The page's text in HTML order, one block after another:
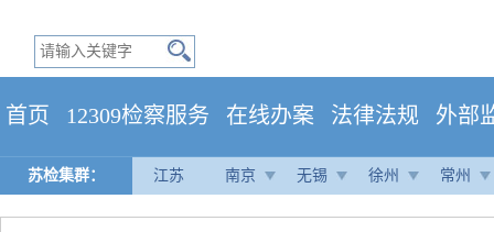
首页 12309检察服务 在线办案 法律法规 外部
苏检集群： 江苏 南京 无锡 徐州 常州